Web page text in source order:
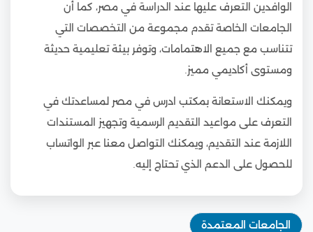
الوافدين التعرف عليها عند الدراسة في مصر، كما أن
الجامعات الخاصة تقدم مجموعة من التخصصات التي
تتناسب مع جميع الاهتمامات، وتوفر بيئة تعليمية حديثة
ومستوى أكاديمي مميز.
ويمكنك الاستعانة بمكتب ادرس في مصر لمساعدتك في
التعرف على مواعيد التقديم الرسمية وتجهيز المستندات
اللازمة عند التقديم، ويمكنك التواصل معنا عبر الواتساب
للحصول على الدعم الذي تحتاج إليه.
الجامعات المعتمدة